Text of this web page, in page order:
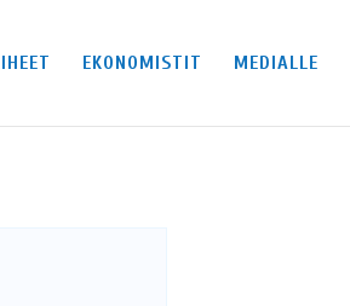
EKONOMISTIT MEDIALLE